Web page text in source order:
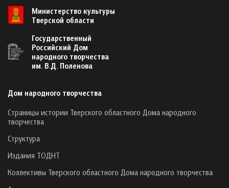
Министерство культуры
Тверской области
Государственный
Российский Дом
народного творчества
им. В.Д. Поленова
Дом народного творчества
Страницы истории Тверского областного Дома народного
творчества
Структура
Издания ТОДНТ
Коллективы Тверского областного Дома народного творчества